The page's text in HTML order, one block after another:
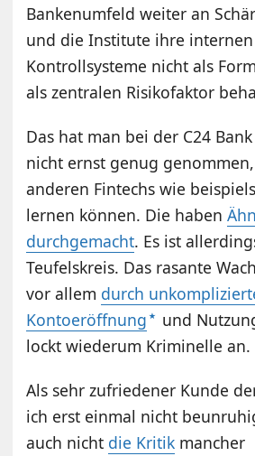
Bankenumfeld weiter an
und die Institute ihre internen
Kontrollsysteme nicht als
als zentralen Risikofaktor
Das hat man bei der C24
nicht ernst genug
anderen Fintechs wie
lernen können. Die haben
durchgemacht. Es ist
Teufelskreis. Das rasante
vor allem durch
Kontoeröffnung
und
lockt wiederum Kriminelle an.
Als sehr zufriedener Kunde
ich erst einmal nicht
auch nicht die Kritik mancher